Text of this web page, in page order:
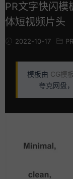
PR文字快闪
体短视频片头
2022-10-17
模板由 CG模
夸克网盘